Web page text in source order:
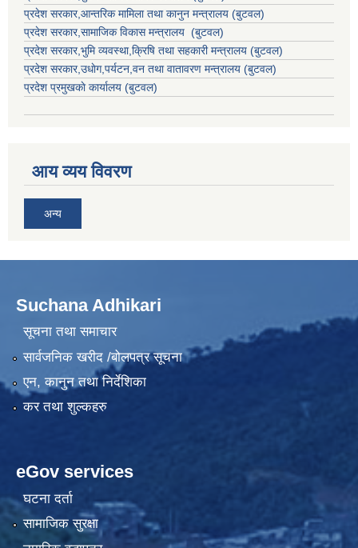
प्रदेश सरकार,आन्तरिक मामिला तथा कानुन मन्त्रालय (बुटवल)
प्रदेश सरकार,सामाजिक विकास मन्त्रालय (बुटवल)
प्रदेश सरकार,भुमि व्यवस्था,क्रिषि तथा सहकारी मन्त्रालय (बुटवल)
प्रदेश सरकार,उधाेग,पर्यटन,वन तथा वातावरण मन्त्रालय (बुटवल)
प्रदेश प्रमुखकाे कार्यालय (बुटवल)
आय व्यय विवरण
अन्य
Suchana Adhikari
सूचना तथा समाचार
सार्वजनिक खरीद /बोलपत्र सूचना
एन, कानुन तथा निर्देशिका
कर तथा शुल्कहरु
eGov services
घटना दर्ता
सामाजिक सुरक्षा